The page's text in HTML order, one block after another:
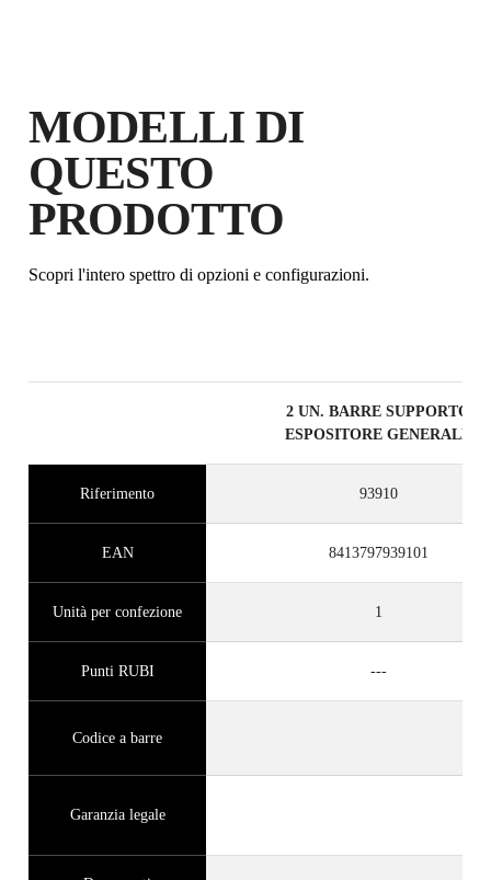
MODELLI DI
QUESTO
PRODOTTO
Scopri l'intero spettro di opzioni e configurazioni.
2 UN. BARRE SUPPORTO
ESPOSITORE GENERALE
Riferimento 93910
EAN 8413797939101
Unità per confezione 1
Punti RUBI ---
Codice a barre
Garanzia legale